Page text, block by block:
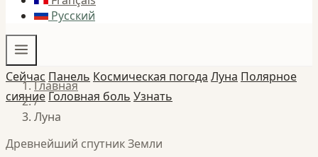
Русский
Сейчас Панель Космическая погода Луна Полярное
сияниеГоловная боль Узнать
Главная
/
Луна
Древнейший спутник Земли